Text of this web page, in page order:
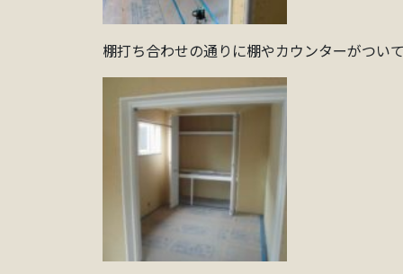
棚打ち合わせの通りに棚やカウンターがつい